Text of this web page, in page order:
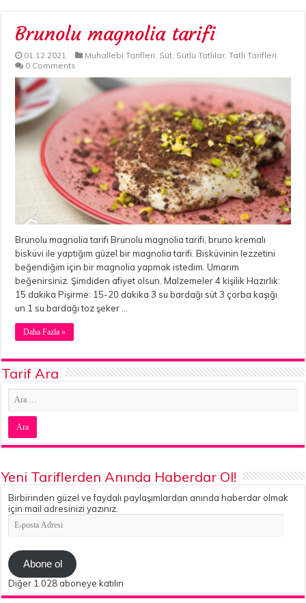
Brunolu magnolia tarifi
01.12.2021 Muhallebi Tarifleri, Süt, Sütlü Tatlılar,Tatlı Tarifleri
0 Comments
Brunolu magnolia tarifi Brunolu magnolia tarifi, bruno kremalı
bisküvi ile yaptığım güzel bir magnolia tarifi. Bisküvinin lezzetini
beğendiğim için bir magnolia yapmak istedim. Umarım
beğenirsiniz. Şimdiden afiyet olsun. Malzemeler 4 kişilik Hazırlık:
15 dakika Pişirme: 15-20 dakika 3 su bardağı süt 3 çorba kaşığı
un 1 su bardağı toz şeker …
Daha Fazla »
Tarif Ara
Yeni Tariflerden Anında Haberdar Ol!
Birbirinden güzel ve faydalı paylaşımlardan anında haberdar olmak
için mail adresinizi yazınız.
E-
posta
Abone ol
Diğer 1.028 aboneye katılın